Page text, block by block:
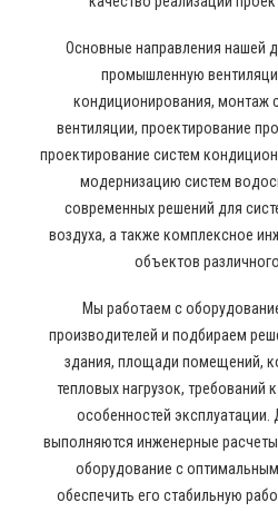
Основные направления нашей
промышленную
кондиционирования, монтаж
вентиляции, проектирование
проектирование систем
модернизацию систем
современных решений для
воздуха, а также комплексное
объектов
Мы работаем с
производителей и подбираем
здания, площади помещений,
тепловых нагрузок, требований
особенностей
выполняются инженерные
оборудование с
обеспечить его стабильную